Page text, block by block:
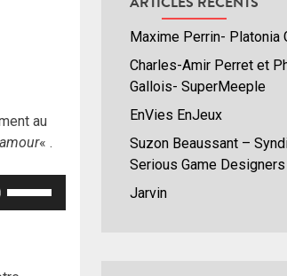
au
« .
Maxime Perrin- Platonia
Charles-Amir Perret et
Gallois- SuperMeeple
EnVies EnJeux
Suzon Beaussant –
Serious Game Designers
Jarvin